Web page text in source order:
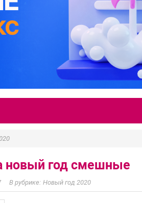
новый год смешные
Новый год 2020